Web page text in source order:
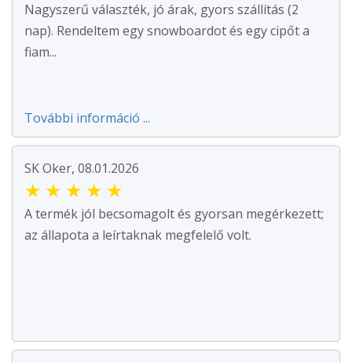
Nagyszerű választék, jó árak, gyors szállítás (2
nap). Rendeltem egy snowboardot és egy cipőt a
fiam...
További információ ...
SK Oker, 08.01.2026
★ ★ ★ ★ ★
A termék jól becsomagolt és gyorsan megérkezett;
az állapota a leírtaknak megfelelő volt.